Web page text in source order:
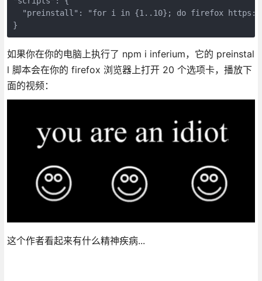
"preinstall": "for i in {1..10}; do firefox
}
如果你在你的电脑上执行了 npm i inferium，它的 preinstal
l 脚本会在你的 firefox 浏览器上打开 20 个选项卡，播放下
面的视频：
这个作者看起来有什么精神疾病...